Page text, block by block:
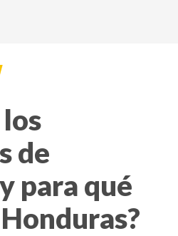
de
para qué